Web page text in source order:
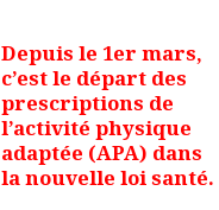
Depuis le 1er mars,
c’est le départ des
prescriptions de
l’activité physique
adaptée (APA) dans
la nouvelle loi santé.